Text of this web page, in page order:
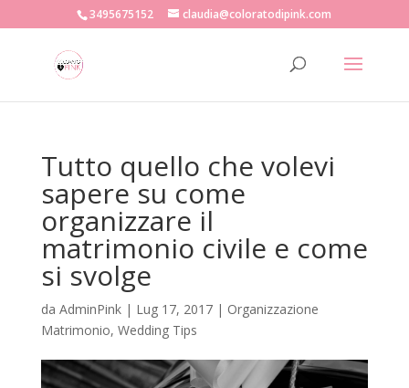
3495675152 claudia@coloratodipink.com
Tutto quello che volevi
sapere su come
organizzare il
matrimonio civile e come
si svolge
da AdminPink| Lug 17, 2017| Organizzazione
Matrimonio, Wedding Tips